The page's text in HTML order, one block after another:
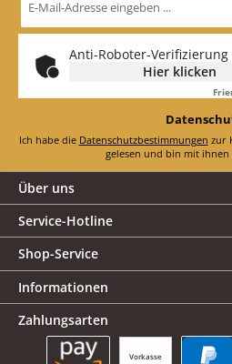
Mail-
Adresse
*
Anti-Roboter-Verifizierung
Hier klicken
Ich habe die Datenschutzbestimmungen zur
gelesen und bin mit
Über uns
Service-Hotline
Shop-Service
Informationen
Zahlungsarten
Vorkasse